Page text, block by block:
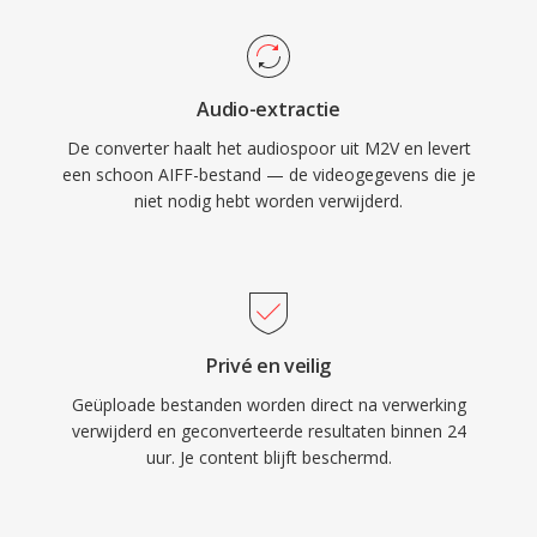
32-bit, waardoor high-resolutionworkflows
mogelijk zijn die de cd-kwaliteitsspecificaties
overtreffen. Voor iedereen die lossless
integriteit boven opslagefficiency stelt, blijft
AIFF één betrouwbare keuze in de opname-
Audio-extractie
De converter haalt het audiospoor uit M2V en levert
een schoon AIFF-bestand — de videogegevens die je
niet nodig hebt worden verwijderd.
Privé en veilig
Geüploade bestanden worden direct na verwerking
verwijderd en geconverteerde resultaten binnen 24
uur. Je content blijft beschermd.